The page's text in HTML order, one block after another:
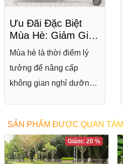
Ưu Đãi Đặc Biệt
Mùa Hè: Giảm Giá
Đến 15% Các Mẫu
Ghế Hồ Bơi, Ghế
Tắm Nắng Tại Nội
Thất Logic
Mùa hè là thời điểm lý
tưởng để nâng cấp
không gian nghỉ dưỡng
ghế hồ bơi, ghế tắm
nắng cao cấp với mức
giá ưu đãi hấp dẫn từ
SẢN PHẨM ĐƯỢC QUAN TÂM
Giảm: 20 %